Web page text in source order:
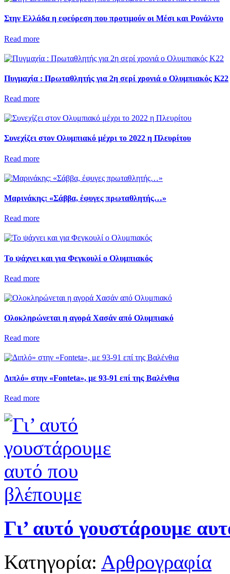
Στην Ελλάδα η εφεύρεση που προτιμούν οι Μέσι και Ρονάλντο
Read more
Πυγμαχία : Πρωταθλητής για 2η σερί χρονιά ο Ολυμπιακός Κ22
Read more
Συνεχίζει στον Ολυμπιακό μέχρι το 2022 η Πλευρίτου
Read more
Μαρινάκης: «Σάββα, έφυγες πρωταθλητής…»
Read more
Το ψάχνει και για Φεγκουλί ο Ολυμπιακός
Read more
Ολοκληρώνεται η αγορά Χασάν από Ολυμπιακό
Read more
Διπλό» στην «Fonteta», με 93-91 επί της Βαλένθια
Read more
Γι’ αυτό γουστάρουμε
Κατηγορία: Αρθρογραφία